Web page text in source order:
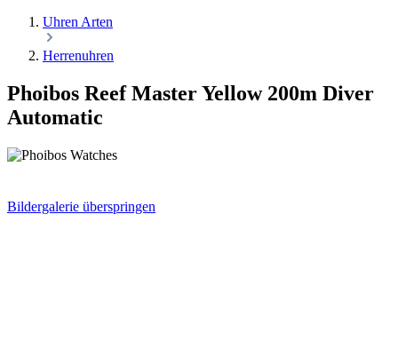
Uhren Arten
Herrenuhren
Phoibos Reef Master Yellow 200m Diver
Automatic
Bildergalerie überspringen